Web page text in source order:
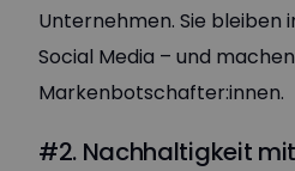
Unternehmen. Sie bleiben
Social Media – und
Markenbotschafter:innen.
#2. Nachhaltigkeit